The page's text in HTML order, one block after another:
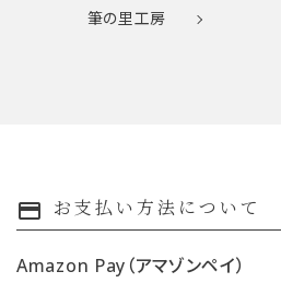
筆の里工房
payment お支払い方法について
Amazon Pay（アマゾンペイ）